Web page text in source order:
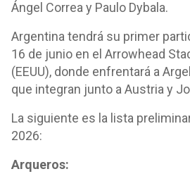
Ángel Correa y Paulo Dybala.
Argentina tendrá su primer
16 de junio en el Arrowhead
(EEUU), donde enfrentará a
que integran junto a Austria y
La siguiente es la lista
2026:
Arqueros: